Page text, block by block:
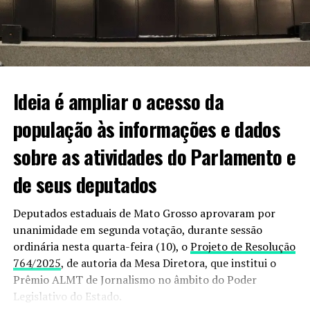
que não há motivos para ela ter sido sequestrada. “É uma
professora da cidade, não tem inimizades, então,
estamos achando tudo isso bem estranho. Estamos
mobilizados em busca de informações sobre o paradeiro
Informações podem ser passadas à polícia pelo 190
ou 187.
VEJA VIDEO DO MOMENTO;
Ideia é ampliar o acesso da
população às informações e dados
sobre as atividades do Parlamento e
de seus deputados
Deputados estaduais de Mato Grosso aprovaram por
unanimidade em segunda votação, durante sessão
ordinária nesta quarta-feira (10), oProjeto de Resolução
764/2025, de autoria da Mesa Diretora, que institui o
Prêmio ALMT de Jornalismo no âmbito do Poder
Legislativo do Estado.